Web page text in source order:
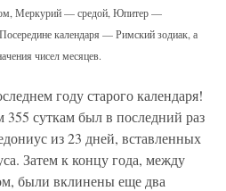
Меркурий — средой, Юпитер —
календаря — Римский зодиак, а
чисел месяцев.
году старого календаря!
суткам был в последний раз
из 23 дней, вставленных
Затем к концу года, между
были вклинены еще два